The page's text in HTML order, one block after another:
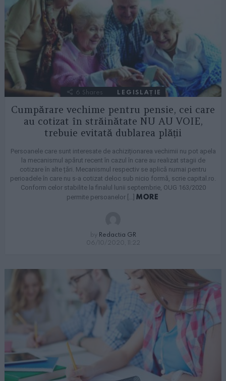
6 Shares LEGISLAȚIE
Cumpărare vechime pentru pensie, cei care
au cotizat în străinătate NU AU VOIE,
trebuie evitată dublarea plății
Persoanele care sunt interesate de achiziționarea vechimii nu pot apela
la mecanismul apărut recent în cazul în care au realizat stagii de
cotizare în alte țări. Mecanismul respectiv se aplică numai pentru
perioadele în care nu s-a cotizat deloc sub nicio formă, scrie capital.ro.
Conform celor stabilite la finalul lunii septembrie, OUG 163/2020
permite persoanelor […]MORE
by Redactia GR
06/10/2020, 11:22